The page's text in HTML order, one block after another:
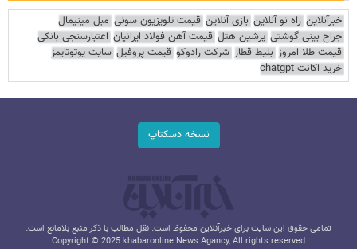
خبرآنلاین راه نو آنلاین بازی آنلاین قیمت تلویزیون سونی مبل مینیمال
جراح بینی گوشتی پرشین هتل قیمت آهن فولاد ایرانیان اعتبارسنجی بانکی
قیمت طلا امروز بلیط قطار شرکت رادوکو قیمت پروفیل سایت یوتوتایمز
خرید اکانت chatgpt
نسخه دسکتاپ
تمامی حقوق این سایت برای خبرآنلاین محفوظ است. نقل مطالب با ذکر منبع بلامانع است.
Copyright © 2025 khabaronline News Agancy, All rights reserved